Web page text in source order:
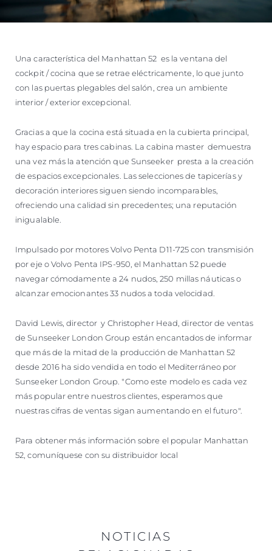
Una característica del Manhattan 52 es la ventana del
cockpit / cocina que se retrae eléctricamente, lo que junto
con las puertas plegables del salón, crea un ambiente
interior / exterior excepcional.
Gracias a que la cocina está situada en la cubierta principal,
hay espacio para tres cabinas. La cabina master demuestra
una vez más la atención que Sunseeker presta a la creación
de espacios excepcionales. Las selecciones de tapicerías y
decoración interiores siguen siendo incomparables,
ofreciendo una calidad sin precedentes; una reputación
inigualable.
Impulsado por motores Volvo Penta D11-725 con transmisión
por eje o Volvo Penta IPS-950, el Manhattan 52 puede
navegar cómodamente a 24 nudos, 250 millas náuticas o
alcanzar emocionantes 33 nudos a toda velocidad.
David Lewis, director y Christopher Head, director de ventas
de Sunseeker London Group están encantados de informar
que más de la mitad de la producción de Manhattan 52
desde 2016 ha sido vendida en todo el Mediterráneo por
Sunseeker London Group. "Como este modelo es cada vez
más popular entre nuestros clientes, esperamos que
nuestras cifras de ventas sigan aumentando en el futuro".
Para obtener más información sobre el popular Manhattan
52, comuníquese con su distribuidor local
NOTICIAS